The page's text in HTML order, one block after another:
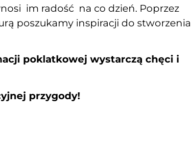
im radość na co dzień. Poprzez
poszukamy inspiracji do stworzenia
poklatkowej wystarczą chęci i
przygody!